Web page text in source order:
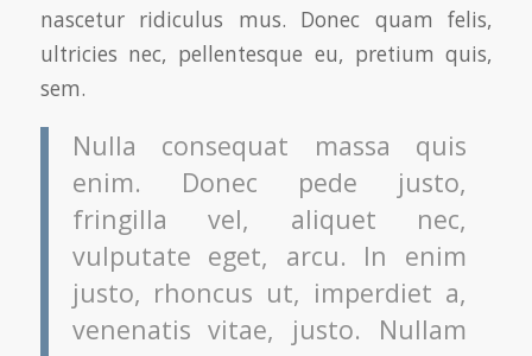
nascetur ridiculus mus. Donec quam felis,
ultricies nec, pellentesque eu, pretium quis,
sem.
Nulla consequat massa quis
enim. Donec pede justo,
fringilla vel, aliquet nec,
vulputate eget, arcu. In enim
justo, rhoncus ut, imperdiet a,
venenatis vitae, justo. Nullam